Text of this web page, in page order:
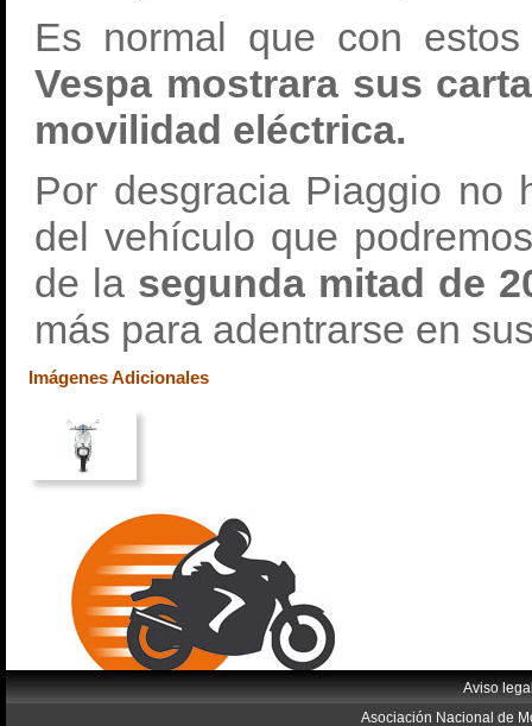
Es normal que con
Vespa mostrara sus
movilidad eléctrica.
Por desgracia Piaggio no
del vehículo que
de la segunda mitad de
más para adentrarse en
Imágenes Adicionales
Aviso
Asociación Nacional de